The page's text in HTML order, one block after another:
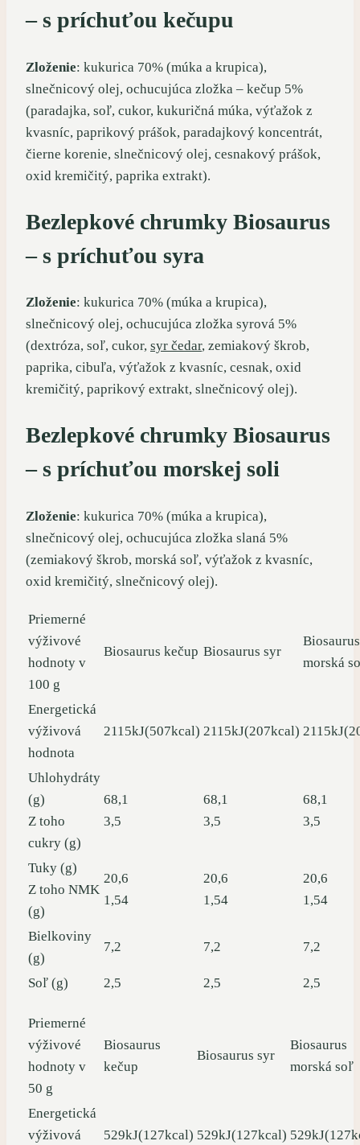
–s príchuťou kečupu
Zloženie: kukurica 70% (múka a krupica),
slnečnicový olej, ochucujúca zložka – kečup 5%
(paradajka, soľ, cukor, kukuričná múka, výťažok z
kvasníc, paprikový prášok, paradajkový koncentrát,
čierne korenie, slnečnicový olej, cesnakový prášok,
oxid kremičitý, paprika extrakt).
Bezlepkové chrumky Biosaurus
–s príchuťou syra
Zloženie: kukurica 70% (múka a krupica),
slnečnicový olej, ochucujúca zložka syrová 5%
(dextróza, soľ, cukor, syr čedar, zemiakový škrob,
paprika, cibuľa, výťažok z kvasníc, cesnak, oxid
kremičitý, paprikový extrakt, slnečnicový olej).
Bezlepkové chrumky Biosaurus
–s príchuťou morskej soli
Zloženie: kukurica 70% (múka a krupica),
slnečnicový olej, ochucujúca zložka slaná 5%
(zemiakový škrob, morská soľ, výťažok z kvasníc,
oxid kremičitý, slnečnicový olej).
Priemerné
výživové
hodnoty v
100 g
Biosaurus kečup Biosaurus syr
Biosaurus
morská
Energetická
výživová
hodnota
2115kJ(507kcal) 2115kJ(207kcal)
Uhlohydráty
(g)
Z toho
cukry (g)
68,1
3,5
68,1
3,5
68,1
3,5
Tuky (g)
Z toho NMK
(g)
20,6
1,54
20,6
1,54
20,6
1,54
Bielkoviny
(g)
7,2 7,2 7,2
Soľ (g) 2,5 2,5 2,5
Priemerné
výživové
hodnoty v
50 g
Biosaurus
kečup
Biosaurus syr
Biosaurus
morská soľ
Energetická
výživová
529kJ(127kcal) 529kJ(127kcal)